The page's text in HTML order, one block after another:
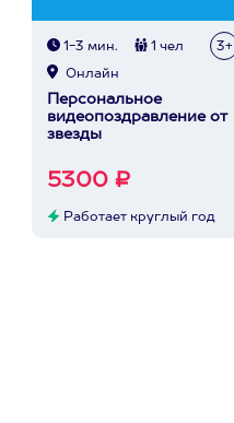
1-3 мин. 1 чел 3+
Онлайн
Персональное
видеопоздравление от
звезды
5300 ₽
Работает круглый год